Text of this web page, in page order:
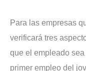
Para las empresas
verificará tres
que el empleado sea
primer empleo del